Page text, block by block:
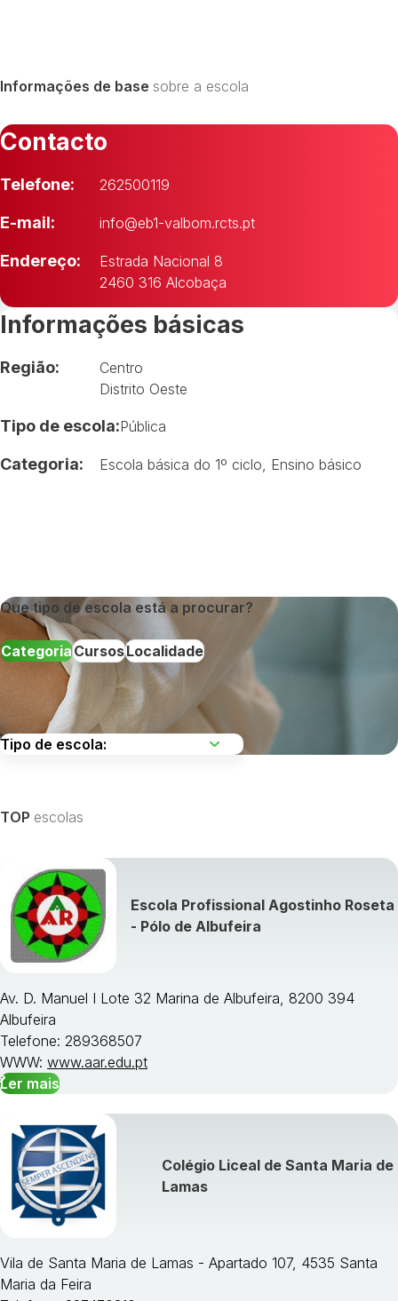
Informações de base sobre a escola
Contacto
Telefone: 262500119
E-mail: info@eb1-valbom.rcts.pt
Endereço:
Estrada Nacional 8
2460 316 Alcobaça
Informações básicas
Região:
Centro
Distrito Oeste
Tipo de escola:Pública
Categoria: Escola básica do 1º ciclo Ensino básico
Que tipo de escola está a procurar?
CategoriaCursosLocalidade
Visualizar todos os cursos »
TOP escolas
Escola Profissional Agostinho Roseta
- Pólo de Albufeira
Av. D. Manuel I Lote 32 Marina de Albufeira, 8200 394
Albufeira
Telefone: 289368507
WWW: www.aar.edu.pt
Ler mais
Colégio Liceal de Santa Maria de
Lamas
Vila de Santa Maria de Lamas - Apartado 107, 4535 Santa
Maria da Feira